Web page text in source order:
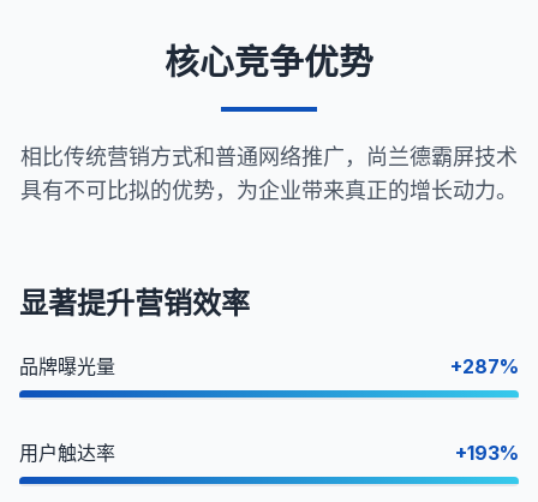
核心竞争优势
相比传统营销方式和普通网络推广，尚兰德霸屏技术
具有不可比拟的优势，为企业带来真正的增长动力。
显著提升营销效率
品牌曝光量 +287%
用户触达率 +193%